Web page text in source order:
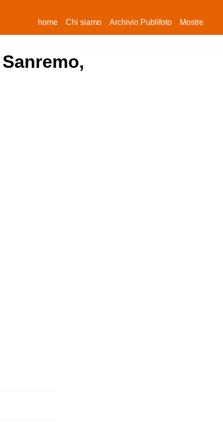
home(current)
Chi siamo Archivio Publifoto Mostre